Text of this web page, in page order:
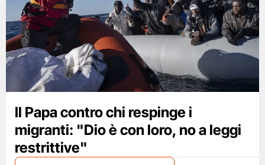
Il Papa contro chi respinge i
migranti: "Dio è con loro, no a leggi
restrittive"